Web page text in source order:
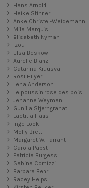
Hans Arnold
Heike Stinner
Anke Christel-Weidemann
Mila Marquis
Elisabeth Nyman
Izou
Elsa Beskow
Aurelie Blanz
Catarina Kruusval
Rosi Hilyer
Lena Anderson
Le poussin rose des bois
Jehanne Weyman
Gunilla Stjerngranat
Laetitia Haas
Inge Löök
Molly Brett
Margaret W. Tarrant
Carola Pabst
Patricia Burgess
Sabina Comizzi
Barbara Behr
Racey Helps